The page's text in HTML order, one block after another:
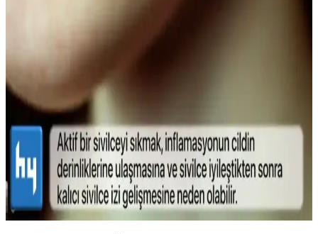
Lykd Makyaj Sabitleyici Sprey: Gün Boyu Tazelik
ve Doğal Görünüm Sağlayan Hafif Formül
Lykd makyaj sabitleyici spreyi, hafif yapısı ve yüksek
performansıyla makyajın gün boyunca taze ve doğal kalmasını
Sivilce Tedavi Yöntemleri: Doğal ve Medikal
Yaklaşımlarla Cilt Bakımı
Sivilce tedavisinde doğal ve medikal yöntemleri, dikkat edilmesi
gerekenleri ve cilt sağlığını koruma yollarını öğrenin.